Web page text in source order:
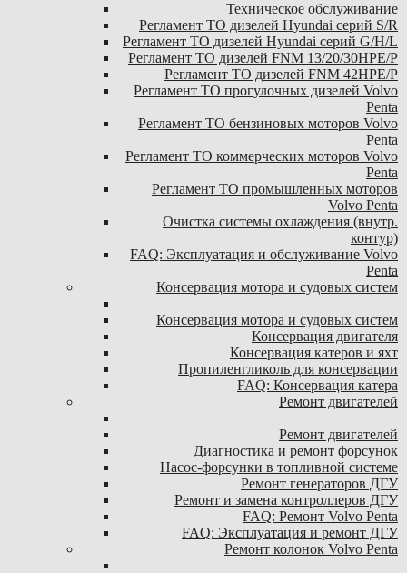
Техническое обслуживание
Регламент ТО дизелей Hyundai серий S/R
Регламент ТО дизелей Hyundai серий G/H/L
Регламент ТО дизелей FNM 13/20/30HPE/P
Регламент ТО дизелей FNM 42HPE/P
Регламент ТО прогулочных дизелей Volvo
Penta
Регламент ТО бензиновых моторов Volvo
Penta
Регламент ТО коммерческих моторов Volvo
Penta
Регламент ТО промышленных моторов
Volvo Penta
Очистка системы охлаждения (внутр.
контур)
FAQ: Эксплуатация и обслуживание Volvo
Penta
Консервация мотора и судовых систем
Консервация мотора и судовых систем
Консервация двигателя
Консервация катеров и яхт
Пропиленгликоль для консервации
FAQ: Консервация катера
Ремонт двигателей
Ремонт двигателей
Диагностика и ремонт форсунок
Насос-форсунки в топливной системе
Ремонт генераторов ДГУ
Ремонт и замена контроллеров ДГУ
FAQ: Ремонт Volvo Penta
FAQ: Эксплуатация и ремонт ДГУ
Ремонт колонок Volvo Penta